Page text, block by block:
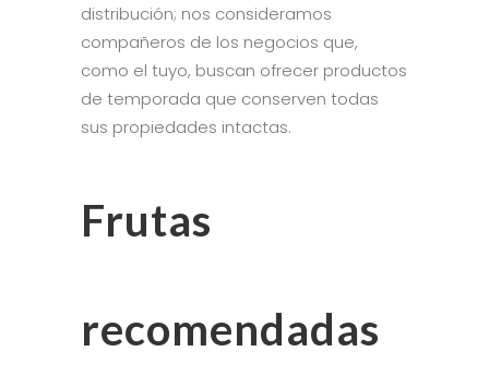
distribución; nos consideramos
compañeros de los negocios que,
como el tuyo, buscan ofrecer productos
de temporada que conserven todas
sus propiedades intactas.
Frutas
recomendadas